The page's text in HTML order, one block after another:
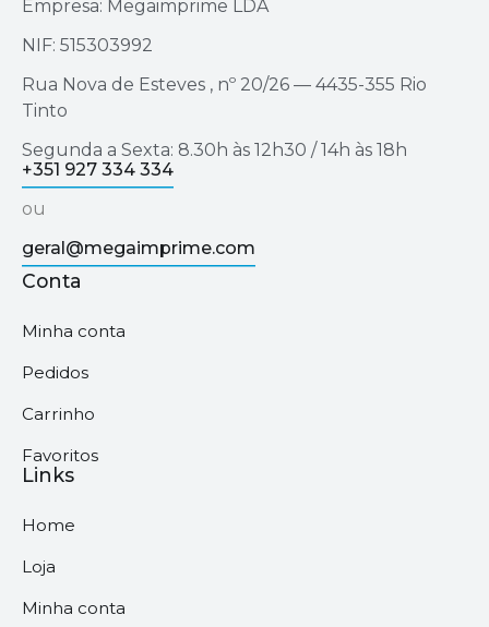
Empresa: Megaimprime LDA
NIF: 515303992
Rua Nova de Esteves , nº 20/26 — 4435-355 Rio
Tinto
Segunda a Sexta: 8.30h às 12h30 / 14h às 18h
+351 927 334 334
ou
geral@megaimprime.com
Conta
Minha conta
Pedidos
Carrinho
Favoritos
Links
Home
Loja
Minha conta